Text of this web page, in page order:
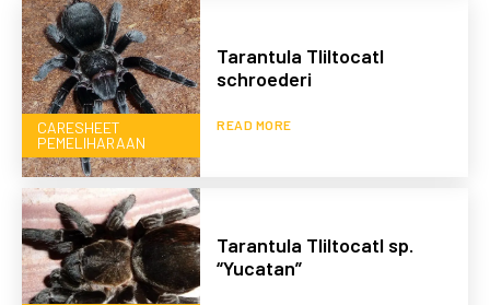
CARESHEET
PEMELIHARAAN
Tarantula Tliltocatl
schroederi
READ MORE
Tarantula Tliltocatl sp.
“Yucatan”